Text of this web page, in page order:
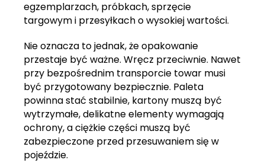
egzemplarzach, próbkach, sprzęcie
targowym i przesyłkach o wysokiej wartości.
Nie oznacza to jednak, że opakowanie
przestaje być ważne. Wręcz przeciwnie. Nawet
przy bezpośrednim transporcie towar musi
być przygotowany bezpiecznie. Paleta
powinna stać stabilnie, kartony muszą być
wytrzymałe, delikatne elementy wymagają
ochrony, a ciężkie części muszą być
zabezpieczone przed przesuwaniem się w
pojeździe.